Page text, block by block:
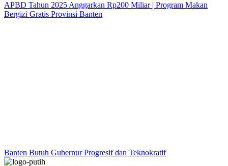
APBD Tahun 2025 Anggarkan Rp200 Miliar | Program Makan
Bergizi Gratis Provinsi Banten
Banten Butuh Gubernur Progresif dan Teknokratif